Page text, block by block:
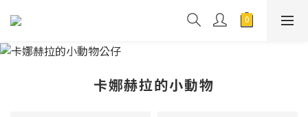
卡娜赫拉的小動物